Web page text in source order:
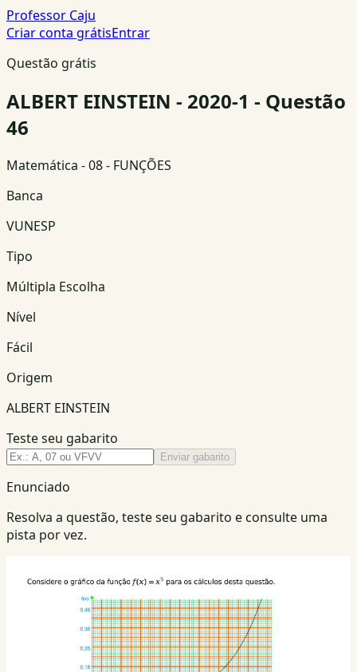
Professor Caju
Criar conta grátisEntrar
Questão grátis
ALBERT EINSTEIN - 2020-1 - Questão
46
Matemática - 08 - FUNÇÕES
Banca
VUNESP
Tipo
Múltipla Escolha
Nível
Fácil
Origem
ALBERT EINSTEIN
Teste seu gabarito
Enviar gabarito
Enunciado
Resolva a questão, teste seu gabarito e consulte uma
pista por vez.